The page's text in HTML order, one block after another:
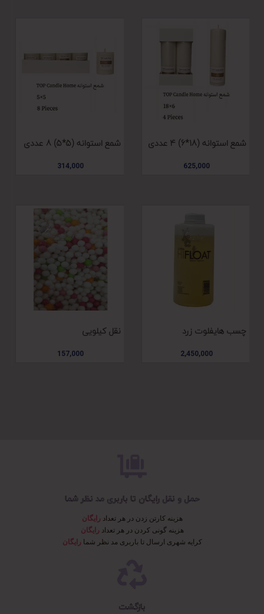
شمع استوانه (18*6) 4 عددی
625,000
شمع استوانه (5*5) 8 عددی
314,000
چسب هایفلوت زرد
2,450,000
نقل کیلویی
157,000
حمل و نقل رایگان تا باربری مد نظر شما
هزینه کارتن زدن در هر تعداد رایگان
هزینه گونی کردن در هر تعداد رایگان
کرایه شهری ارسال تا باربری مد نظر شما رایگان
بازگشت